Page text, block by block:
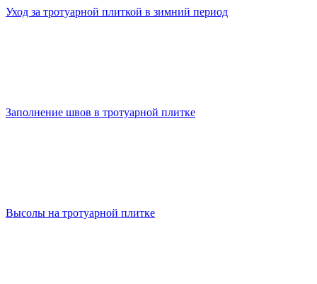
Уход за тротуарной плиткой в зимний период
Заполнение швов в тротуарной плитке
Высолы на тротуарной плитке